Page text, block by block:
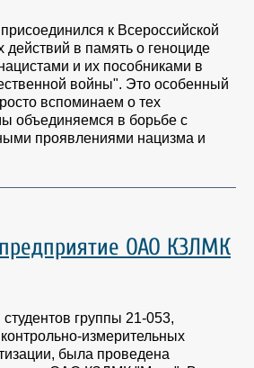
к Всероссийской
в память о геноциде
и их пособниками в
войны". Это особенный
вспоминаем о тех
объединяемся в борьбе с
проявлениями нацизма и
ОАО КЗЛМК
группы 21-053,
измерительных
была проведена